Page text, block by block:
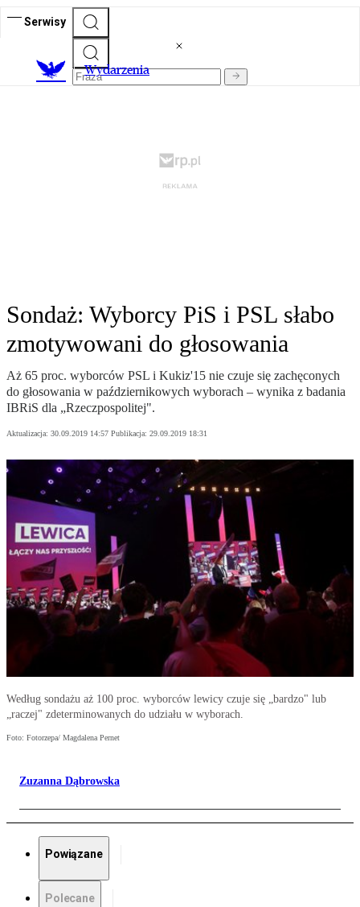
Serwisy
Wydarzenia
Sondaż: Wyborcy PiS i PSL słabo
zmotywowani do głosowania
Aż 65 proc. wyborców PSL i Kukiz'15 nie czuje się zachęconych
do głosowania w październikowych wyborach – wynika z badania
IBRiS dla „Rzeczpospolitej".
Aktualizacja: 30.09.2019 14:57 Publikacja: 29.09.2019 18:31
Według sondażu aż 100 proc. wyborców lewicy czuje się „bardzo" lub
„raczej" zdeterminowanych do udziału w wyborach.
Foto: Fotorzepa/ Magdalena Pernet
Zuzanna Dąbrowska
Powiązane
Polecane